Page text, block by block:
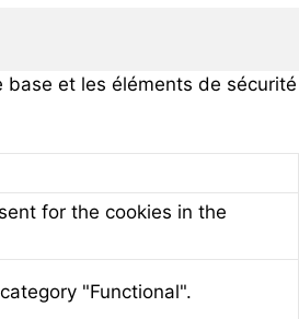
et les éléments de sécurité
for the cookies in the
"Functional".